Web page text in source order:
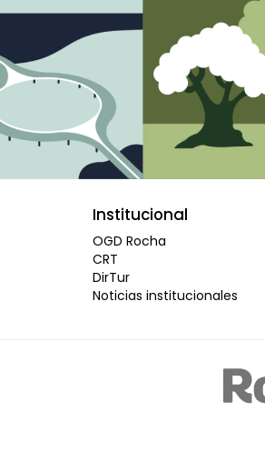
Institucional
OGD Rocha
CRT
DirTur
Noticias institucionales